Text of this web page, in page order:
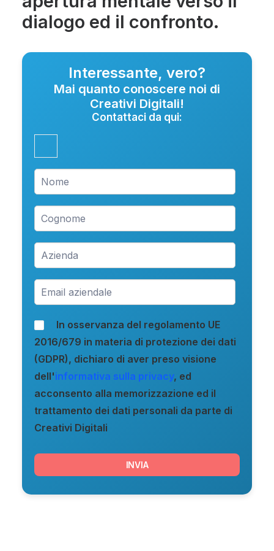
dialogo ed il confronto.
Interessante, vero?
Mai quanto conoscere noi di
Creativi Digitali!
Contattaci da qui:
In osservanza del regolamento UE
2016/679 in materia di protezione dei dati
(GDPR), dichiaro di aver preso visione
dell'informativa sulla privacy, ed
acconsento alla memorizzazione ed il
trattamento dei dati personali da parte di
Creativi Digitali